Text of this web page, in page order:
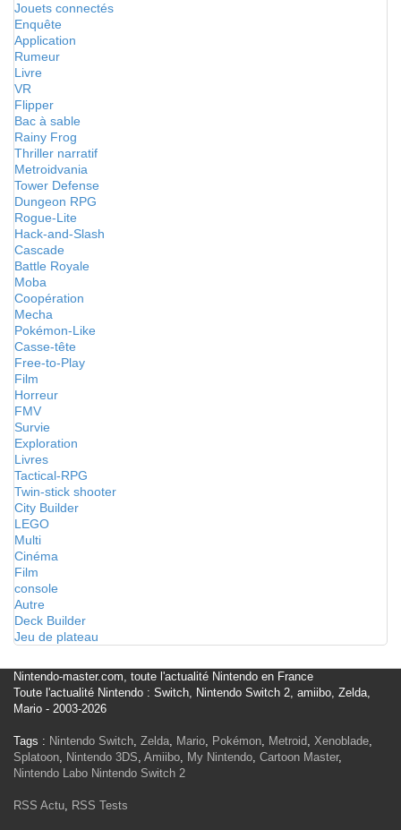
Jouets connectés
Enquête
Application
Rumeur
Livre
VR
Flipper
Bac à sable
Rainy Frog
Thriller narratif
Metroidvania
Tower Defense
Dungeon RPG
Rogue-Lite
Hack-and-Slash
Cascade
Battle Royale
Moba
Coopération
Mecha
Pokémon-Like
Casse-tête
Free-to-Play
Film
Horreur
FMV
Survie
Exploration
Livres
Tactical-RPG
Twin-stick shooter
City Builder
LEGO
Multi
Cinéma
Film
console
Autre
Deck Builder
Jeu de plateau
Nintendo-master.com, toute l'actualité Nintendo en France
Toute l'actualité Nintendo : Switch, Nintendo Switch 2, amiibo, Zelda,
Mario - 2003-2026
Tags : Nintendo Switch, Zelda, Mario, Pokémon, Metroid, Xenoblade,
Splatoon, Nintendo 3DS, Amiibo, My Nintendo, Cartoon Master,
Nintendo Labo Nintendo Switch 2
RSS Actu, RSS Tests